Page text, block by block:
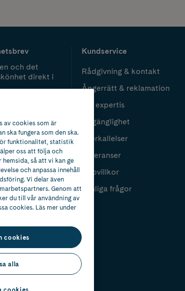
och det
direkt i
Kundservice
Rådgivning & kontakt
Ångerrätt & reklamation
Vår expertis
Tillgänglighet
Återkallelser
Leveranser
Köpvillkor
Vanliga frågor
av cookies som är
ska fungera som den ska.
funktionalitet, statistik
oss att följa och
hemsida, så att vi kan ge
och anpassa innehåll
Vi delar även
Genom att
du till vår användning av
cookies. Läs mer under
cookies
alla